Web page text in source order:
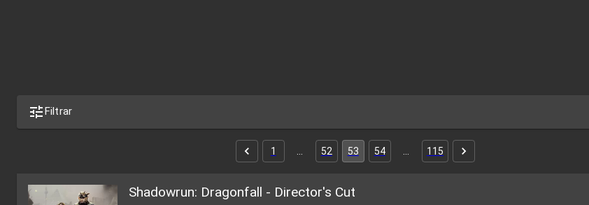
Filtrar
1 52 53 54 115
Shadowrun: Dragonfall - Director's Cut